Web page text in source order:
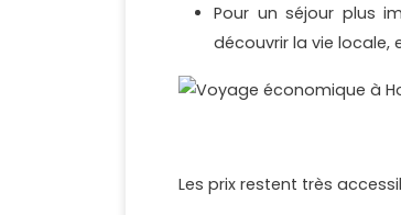
Pour un séjour plus
découvrir la vie locale,
Les prix restent très